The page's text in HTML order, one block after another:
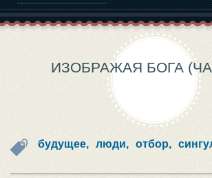
ИЗОБРАЖАЯ БОГА
будущее, люди, отбор,